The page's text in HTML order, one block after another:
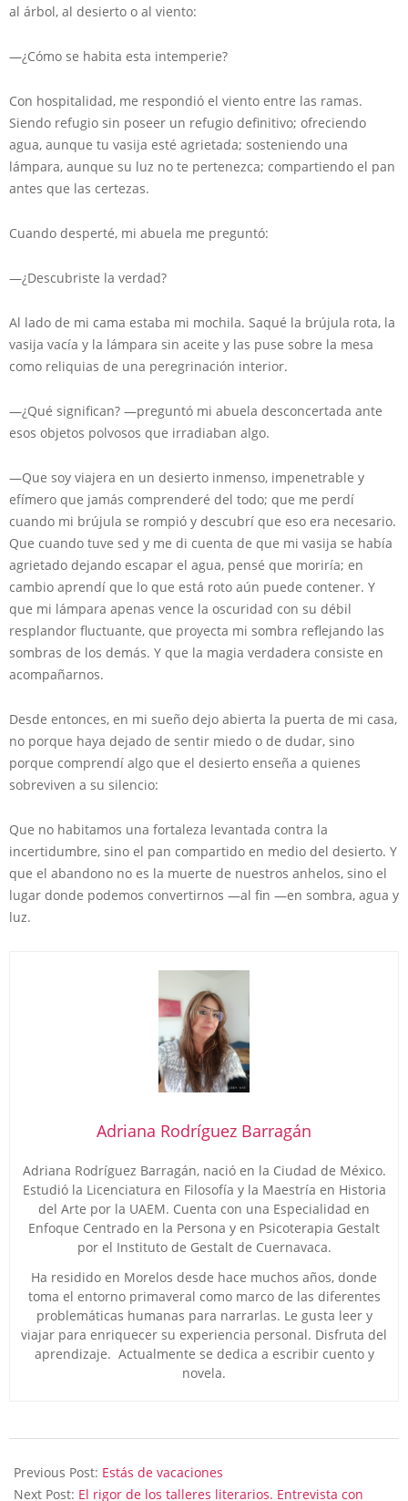
al árbol, al desierto o al viento:
—¿Cómo se habita esta intemperie?
Con hospitalidad, me respondió el viento entre las ramas.
Siendo refugio sin poseer un refugio definitivo; ofreciendo
agua, aunque tu vasija esté agrietada; sosteniendo una
lámpara, aunque su luz no te pertenezca; compartiendo el pan
antes que las certezas.
Cuando desperté, mi abuela me preguntó:
—¿Descubriste la verdad?
Al lado de mi cama estaba mi mochila. Saqué la brújula rota, la
vasija vacía y la lámpara sin aceite y las puse sobre la mesa
como reliquias de una peregrinación interior.
—¿Qué significan? —preguntó mi abuela desconcertada ante
esos objetos polvosos que irradiaban algo.
—Que soy viajera en un desierto inmenso, impenetrable y
efímero que jamás comprenderé del todo; que me perdí
cuando mi brújula se rompió y descubrí que eso era necesario.
Que cuando tuve sed y me di cuenta de que mi vasija se había
agrietado dejando escapar el agua, pensé que moriría; en
cambio aprendí que lo que está roto aún puede contener. Y
que mi lámpara apenas vence la oscuridad con su débil
resplandor fluctuante, que proyecta mi sombra reflejando las
sombras de los demás. Y que la magia verdadera consiste en
acompañarnos.
Desde entonces, en mi sueño dejo abierta la puerta de mi casa,
no porque haya dejado de sentir miedo o de dudar, sino
porque comprendí algo que el desierto enseña a quienes
sobreviven a su silencio:
Que no habitamos una fortaleza levantada contra la
incertidumbre, sino el pan compartido en medio del desierto. Y
que el abandono no es la muerte de nuestros anhelos, sino el
lugar donde podemos convertirnos —al fin —en sombra, agua y
luz.
Adriana Rodríguez Barragán
Adriana Rodríguez Barragán, nació en la Ciudad de México.
Estudió la Licenciatura en Filosofía y la Maestría en Historia
del Arte por la UAEM. Cuenta con una Especialidad en
Enfoque Centrado en la Persona y en Psicoterapia Gestalt
por el Instituto de Gestalt de Cuernavaca.
Ha residido en Morelos desde hace muchos años, donde
toma el entorno primaveral como marco de las diferentes
problemáticas humanas para narrarlas. Le gusta leer y
viajar para enriquecer su experiencia personal. Disfruta del
aprendizaje. Actualmente se dedica a escribir cuento y
novela.
06-
30
Previous Post: Estás de vacaciones
Next Post: El rigor de los talleres literarios. Entrevista con